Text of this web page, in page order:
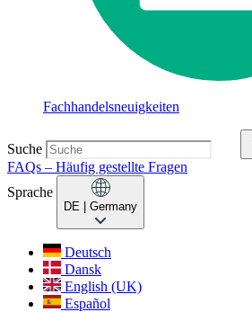
Fachhandelsneuigkeiten
Suche
FAQs – Häufig gestellte Fragen
Sprache
DE | Germany
Deutsch
Dansk
English (UK)
Español